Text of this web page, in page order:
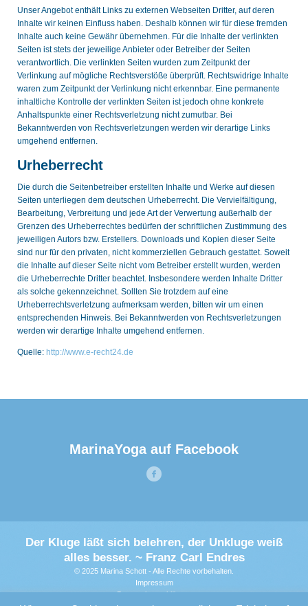
Unser Angebot enthält Links zu externen Webseiten Dritter, auf deren
Inhalte wir keinen Einfluss haben. Deshalb können wir für diese fremden
Inhalte auch keine Gewähr übernehmen. Für die Inhalte der verlinkten
Seiten ist stets der jeweilige Anbieter oder Betreiber der Seiten
verantwortlich. Die verlinkten Seiten wurden zum Zeitpunkt der
Verlinkung auf mögliche Rechtsverstöße überprüft. Rechtswidrige Inhalte
waren zum Zeitpunkt der Verlinkung nicht erkennbar. Eine permanente
inhaltliche Kontrolle der verlinkten Seiten ist jedoch ohne konkrete
Anhaltspunkte einer Rechtsverletzung nicht zumutbar. Bei
Bekanntwerden von Rechtsverletzungen werden wir derartige Links
umgehend entfernen.
Urheberrecht
Die durch die Seitenbetreiber erstellten Inhalte und Werke auf diesen
Seiten unterliegen dem deutschen Urheberrecht. Die Vervielfältigung,
Bearbeitung, Verbreitung und jede Art der Verwertung außerhalb der
Grenzen des Urheberrechtes bedürfen der schriftlichen Zustimmung des
jeweiligen Autors bzw. Erstellers. Downloads und Kopien dieser Seite
sind nur für den privaten, nicht kommerziellen Gebrauch gestattet. Soweit
die Inhalte auf dieser Seite nicht vom Betreiber erstellt wurden, werden
die Urheberrechte Dritter beachtet. Insbesondere werden Inhalte Dritter
als solche gekennzeichnet. Sollten Sie trotzdem auf eine
Urheberrechtsverletzung aufmerksam werden, bitten wir um einen
entsprechenden Hinweis. Bei Bekanntwerden von Rechtsverletzungen
werden wir derartige Inhalte umgehend entfernen.
Quelle: http://www.e-recht24.de
MarinaYoga auf Facebook
Der Kluge läßt sich belehren, der Unkluge weiß
alles besser. ~ Franz Carl Endres
© 2025 Marina Schott - Alle Rechte vorbehalten.
Impressum
Datenschutzerklärung